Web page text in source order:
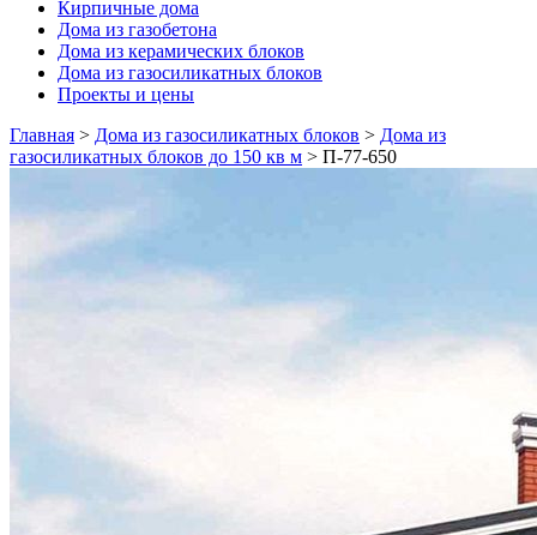
Кирпичные дома
Дома из газобетона
Дома из керамических блоков
Дома из газосиликатных блоков
Проекты и цены
Главная > Дома из газосиликатных блоков > Дома из
газосиликатных блоков до 150 кв м > П-77-650